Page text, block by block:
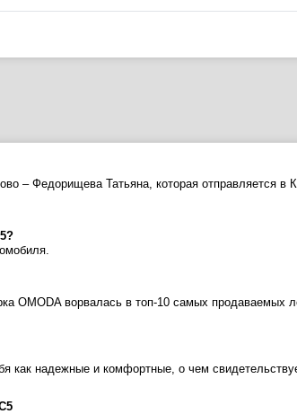
– Федорищева Татьяна, которая отправляется в
OMODA ворвалась в топ-10 самых продаваемых
как надежные и комфортные, о чем